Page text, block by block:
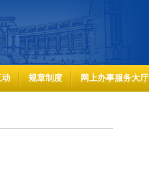
动 规章制度 网上办事服务大厅